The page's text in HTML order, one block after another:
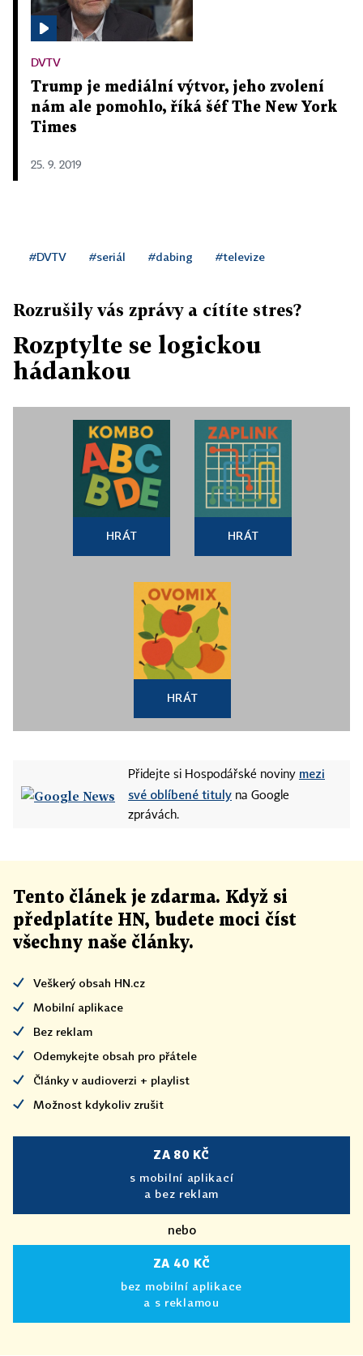
DVTV
Trump je mediální výtvor, jeho zvolení
nám ale pomohlo, říká šéf The New York
Times
25. 9. 2019
#DVTV #seriál #dabing #televize
Rozrušily vás zprávy a cítíte stres?
Rozptylte se logickou
hádankou
HRÁT HRÁT
HRÁT
Přidejte si Hospodářské noviny mezi
své oblíbené tituly na Google
zprávách.
Tento článek je zdarma. Když si
předplatíte HN, budete moci číst
všechny naše články.
Veškerý obsah HN.cz
Mobilní aplikace
Bez reklam
Odemykejte obsah pro přátele
Články v audioverzi + playlist
Možnost kdykoliv zrušit
ZA 80 KČ
s mobilní aplikací
a bez reklam
nebo
ZA 40 KČ
bez mobilní aplikace
a s reklamou